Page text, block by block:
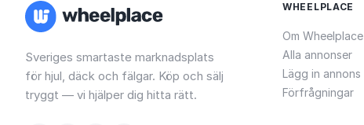
Sveriges smartaste marknadsplats
för hjul, däck och fälgar. Köp och sälj
tryggt — vi hjälper dig hitta rätt.
WHEELPLACE
Om Wheelplace
Alla annonser
Lägg in annons
Förfrågningar